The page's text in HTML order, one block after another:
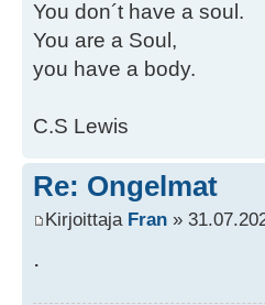
You don´t have a soul.
You are a Soul,
you have a body.
C.S Lewis
Re: Ongelmat
Kirjoittaja Fran »
.